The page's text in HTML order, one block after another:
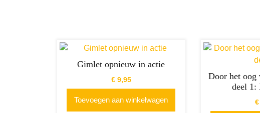
Gimlet opnieuw in actie
€9,95
Toevoegen aan winkelwagen
Door het oog
deel 1:
€